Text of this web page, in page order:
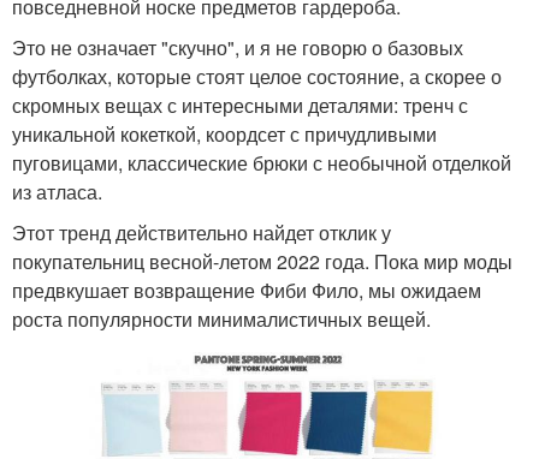
повседневной носке предметов гардероба.
Это не означает "скучно", и я не говорю о базовых
футболках, которые стоят целое состояние, а скорее о
скромных вещах с интересными деталями: тренч с
уникальной кокеткой, коордсет с причудливыми
пуговицами, классические брюки с необычной отделкой
из атласа.
Этот тренд действительно найдет отклик у
покупательниц весной-летом 2022 года. Пока мир моды
предвкушает возвращение Фиби Фило, мы ожидаем
роста популярности минималистичных вещей.